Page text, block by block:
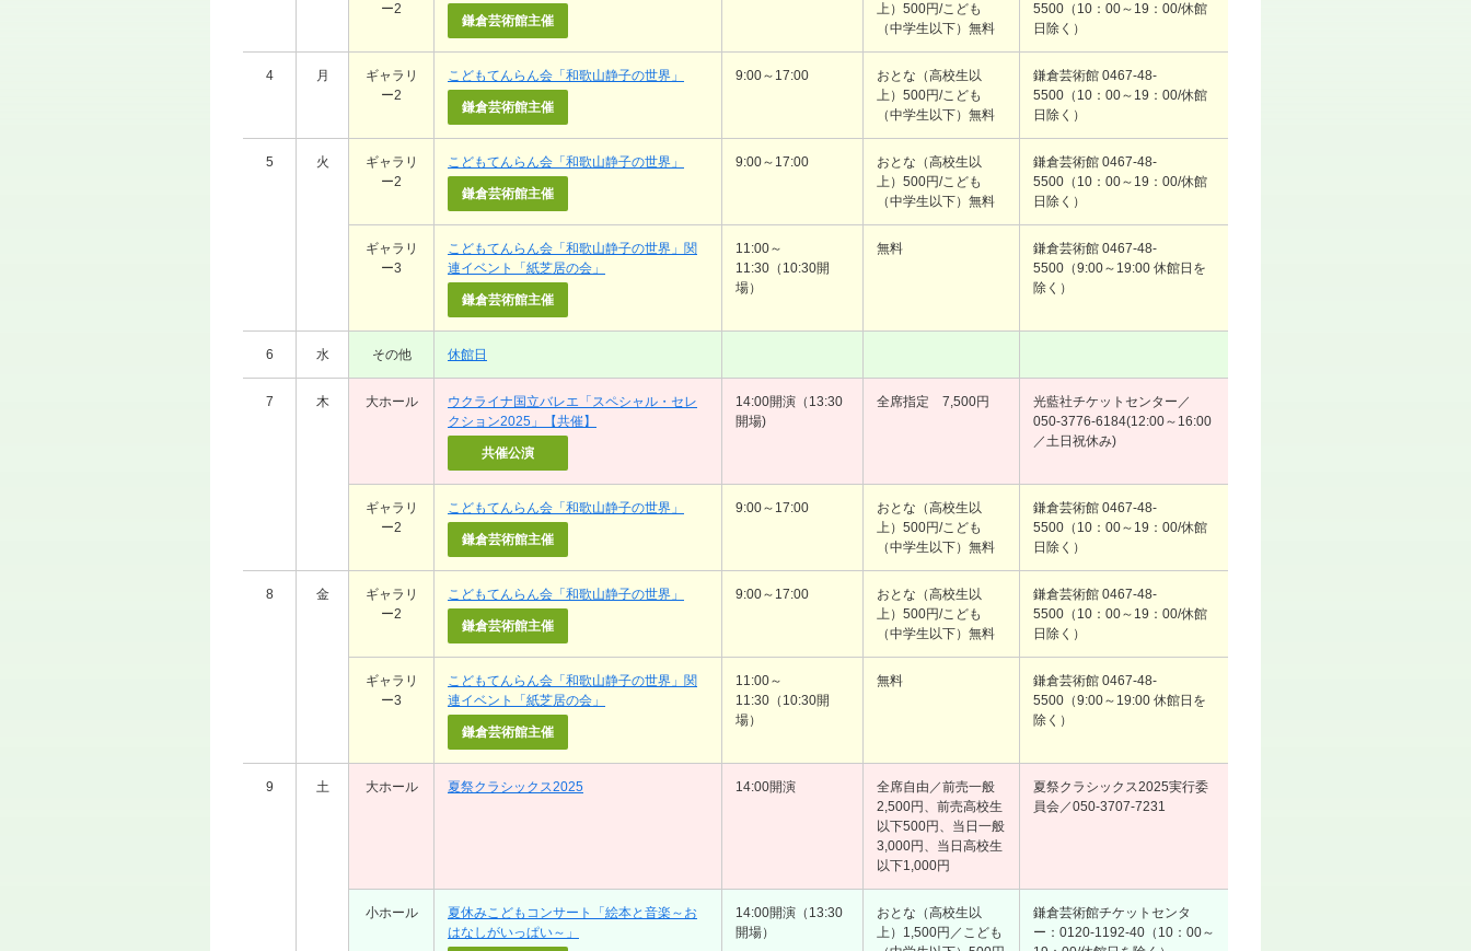
ー2
鎌倉芸術館主催
上）500円/こども
（中学生以下）無料
5500（10：00～19：00/休館
日除く）
4 月
ギャラリ
ー2
こどもてんらん会「和歌山静子の世界」
鎌倉芸術館主催
9:00～17:00
おとな（高校生以
上）500円/こども
（中学生以下）無料
鎌倉芸術館 0467-48-
5500（10：00～19：00/休館
日除く）
5 火
ギャラリ
ー2
こどもてんらん会「和歌山静子の世界」
鎌倉芸術館主催
9:00～17:00
おとな（高校生以
上）500円/こども
（中学生以下）無料
鎌倉芸術館 0467-48-
5500（10：00～19：00/休館
日除く）
ギャラリ
ー3
こどもてんらん会「和歌山静子の世界」関
連イベント「紙芝居の会」
鎌倉芸術館主催
11:00～
11:30（10:30開
場）
無料
鎌倉芸術館 0467-48-
5500（9:00～19:00 休館日を
除く）
6 水 その他 休館日
7 木 大ホール
ウクライナ国立バレエ「スペシャル・セレ
クション2025」【共催】
共催公演
14:00開演（13:30
開場)
全席指定 7,500円
光藍社チケットセンター／
050-3776-6184(12:00～16:00
／土日祝休み)
ギャラリ
ー2
こどもてんらん会「和歌山静子の世界」
鎌倉芸術館主催
9:00～17:00
おとな（高校生以
上）500円/こども
（中学生以下）無料
鎌倉芸術館 0467-48-
5500（10：00～19：00/休館
日除く）
8 金
ギャラリ
ー2
こどもてんらん会「和歌山静子の世界」
鎌倉芸術館主催
9:00～17:00
おとな（高校生以
上）500円/こども
（中学生以下）無料
鎌倉芸術館 0467-48-
5500（10：00～19：00/休館
日除く）
ギャラリ
ー3
こどもてんらん会「和歌山静子の世界」関
連イベント「紙芝居の会」
鎌倉芸術館主催
11:00～
11:30（10:30開
場）
無料
鎌倉芸術館 0467-48-
5500（9:00～19:00 休館日を
除く）
9 土 大ホール 夏祭クラシックス2025 14:00開演
全席自由／前売一般
2,500円、前売高校生
以下500円、当日一般
3,000円、当日高校生
以下1,000円
夏祭クラシックス2025実行委
員会／050-3707-7231
小ホール
夏休みこどもコンサート「絵本と音楽～お
はなしがいっぱい～」
14:00開演（13:30
開場）
おとな（高校生以
上）1,500円／こども
鎌倉芸術館チケットセンタ
ー：0120-1192-40（10：00～